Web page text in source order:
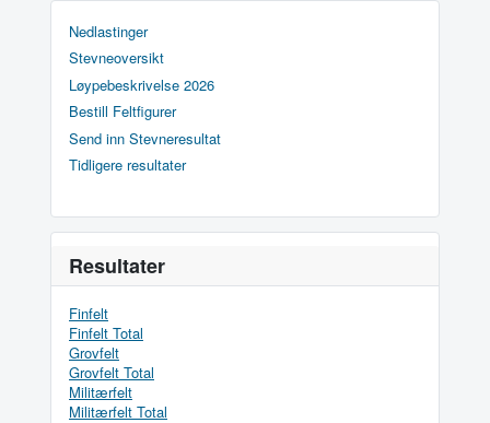
Nedlastinger
Stevneoversikt
Løypebeskrivelse 2026
Bestill Feltfigurer
Send inn Stevneresultat
Tidligere resultater
Resultater
Finfelt
Finfelt Total
Grovfelt
Grovfelt Total
Militærfelt
Militærfelt Total